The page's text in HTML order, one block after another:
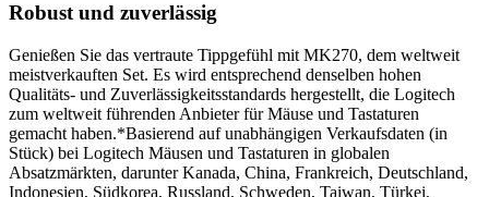
Robust und zuverlässig
Genießen Sie das vertraute Tippgefühl mit MK270, dem weltweit
meistverkauften Set. Es wird entsprechend denselben hohen
Qualitäts- und Zuverlässigkeitsstandards hergestellt, die Logitech
zum weltweit führenden Anbieter für Mäuse und Tastaturen
gemacht haben.*Basierend auf unabhängigen Verkaufsdaten (in
Stück) bei Logitech Mäusen und Tastaturen in globalen
Absatzmärkten, darunter Kanada, China, Frankreich, Deutschland,
Indonesien, Südkorea, Russland, Schweden, Taiwan, Türkei,